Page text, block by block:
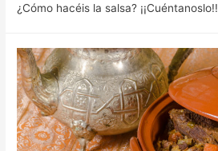
¿Cómo hacéis la salsa? ¡¡Cuéntanoslo!!